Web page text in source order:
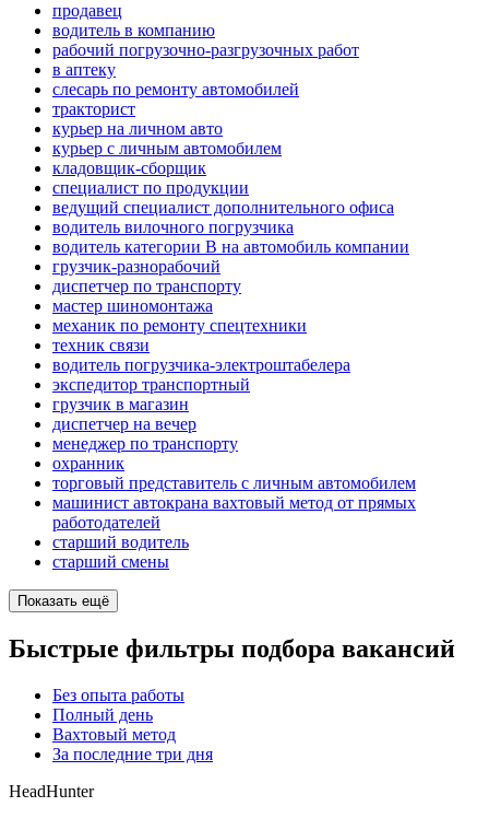
продавец
водитель в компанию
рабочий погрузочно-разгрузочных работ
в аптеку
слесарь по ремонту автомобилей
тракторист
курьер на личном авто
курьер с личным автомобилем
кладовщик-сборщик
специалист по продукции
ведущий специалист дополнительного офиса
водитель вилочного погрузчика
водитель категории B на автомобиль компании
грузчик-разнорабочий
диспетчер по транспорту
мастер шиномонтажа
механик по ремонту спецтехники
техник связи
водитель погрузчика-электроштабелера
экспедитор транспортный
грузчик в магазин
диспетчер на вечер
менеджер по транспорту
охранник
торговый представитель с личным автомобилем
машинист автокрана вахтовый метод от прямых
работодателей
старший водитель
старший смены
Показать ещё
Быстрые фильтры подбора вакансий
Без опыта работы
Полный день
Вахтовый метод
За последние три дня
HeadHunter